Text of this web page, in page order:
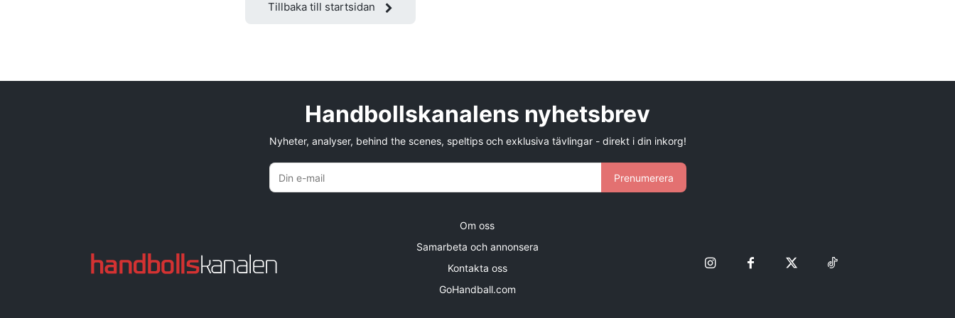
Tillbaka till startsidan
Handbollskanalens nyhetsbrev
Nyheter, analyser, behind the scenes, speltips och exklusiva tävlingar - direkt i din inkorg!
Prenumerera
Om oss
Samarbeta och annonsera
Kontakta oss
GoHandball.com